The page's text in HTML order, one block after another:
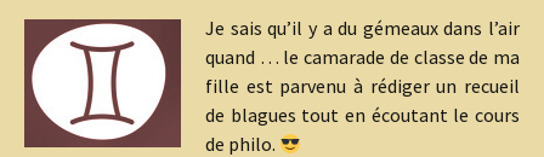
Je sais qu’il y a du gémeaux dans l’air
quand … le camarade de classe de ma
fille est parvenu à rédiger un recueil
de blagues tout en écoutant le cours
de philo.